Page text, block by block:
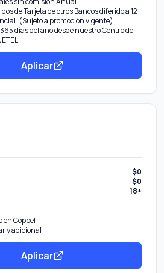
de Tarjeta de otros Bancos diferido a 12
(Sujeto a promoción vigente).
días del año desde nuestro Centro de
Aplicar
$0
$0
18+
en Coppel
y adicional
Aplicar